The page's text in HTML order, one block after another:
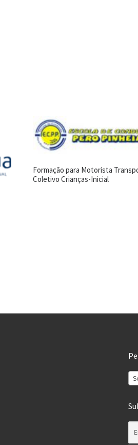
Formação para Motorista
Coletivo Crianças-Inicial